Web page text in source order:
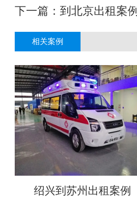
下一篇： 到北京出租案例
相关案例
绍兴到苏州出租案例